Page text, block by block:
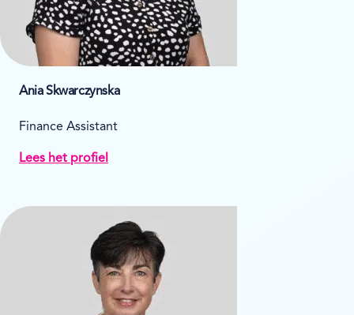
Ania Skwarczynska
Finance Assistant
Lees het profiel